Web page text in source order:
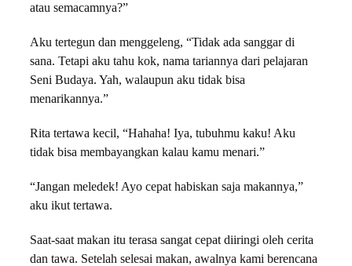
atau semacamnya?”
Aku tertegun dan menggeleng, “Tidak ada sanggar di
sana. Tetapi aku tahu kok, nama tariannya dari pelajaran
Seni Budaya. Yah, walaupun aku tidak bisa
menarikannya.”
Rita tertawa kecil, “Hahaha! Iya, tubuhmu kaku! Aku
tidak bisa membayangkan kalau kamu menari.”
“Jangan meledek! Ayo cepat habiskan saja makannya,”
aku ikut tertawa.
Saat-saat makan itu terasa sangat cepat diiringi oleh cerita
dan tawa. Setelah selesai makan, awalnya kami berencana